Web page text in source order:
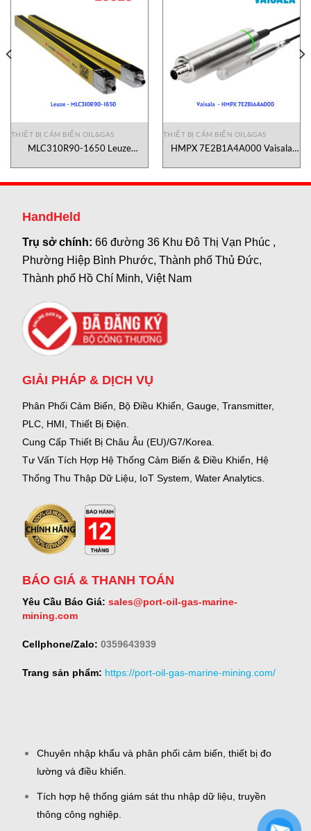
THIẾT BỊ CẢM BIẾN OIL&GAS
MLC310R90-1650 Leuze
THIẾT BỊ CẢM BIẾN OIL&GAS
HMPX 7E2B1A4A000 Vaisala
HandHeld
Trụ sở chính:66 đường 36 Khu Đô Thị Vạn Phúc ,
Phường Hiệp Bình Phước, Thành phố Thủ Đức,
Thành phố Hồ Chí Minh, Việt Nam
GIẢI PHÁP & DỊCH VỤ
Phân Phối Cảm Biến, Bộ Điều Khiển, Gauge, Transmitter,
PLC, HMI, Thiết Bị Điện.
Cung Cấp Thiết Bị Châu Âu (EU)/G7/Korea.
Tư Vấn Tích Hợp Hệ Thống Cảm Biến & Điều Khiển, Hệ
Thống Thu Thập Dữ Liệu, IoT System, Water Analytics.
BÁO GIÁ & THANH TOÁN
Yêu Cầu Báo Giá: sales@port-oil-gas-marine-
mining.com
Cellphone/Zalo: 0359643939
Trang sản phẩm: https://port-oil-gas-marine-mining.com/
Chuyên nhập khẩu và phân phối cảm biến, thiết bị đo
lường và điều khiển.
Tích hợp hệ thống giám sát thu nhập dữ liệu, truyền
thông công nghiệp.